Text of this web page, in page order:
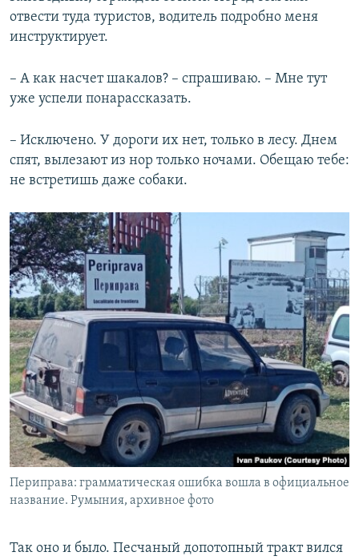
отвести туда туристов, водитель подробно меня
инструктирует.
– А как насчет шакалов? – спрашиваю. – Мне тут
уже успели понарассказать.
– Исключено. У дороги их нет, только в лесу. Днем
спят, вылезают из нор только ночами. Обещаю тебе:
не встретишь даже собаки.
Периправа: грамматическая ошибка вошла в официальное
название. Румыния, архивное фото
Так оно и было. Песчаный допотопный тракт вился